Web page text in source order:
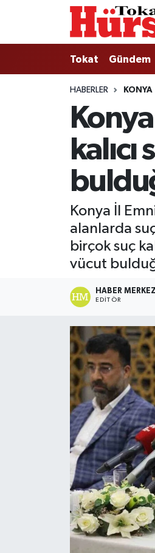
Tokat Gündem
HABERLER KONYA
Konya İl
alanlarda
birçok suç
vücut
HABER MERKEZI
EDITÖR
Tokat
Türkiye Gündemi
Gündem
Tokat Spor
Ekonomi
Tokat Haber
Nöbetçi Eczaneler
Hava Durumu
Tokat Namaz Vakitleri
Trafik Durumu
Süper Lig Puan Durumu
Son Dakika Haberleri
Haber Arşivi